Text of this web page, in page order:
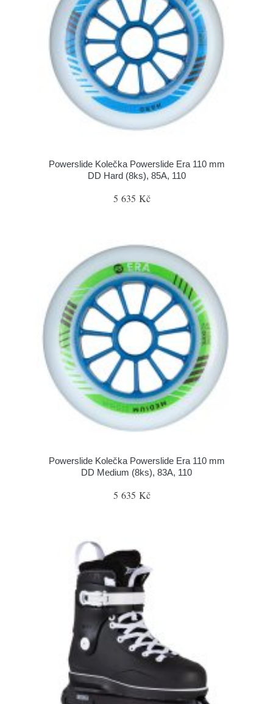
Powerslide Kolečka Powerslide Era 110 mm
DD Hard (8ks), 85A, 110
5 635 Kč
Powerslide Kolečka Powerslide Era 110 mm
DD Medium (8ks), 83A, 110
5 635 Kč